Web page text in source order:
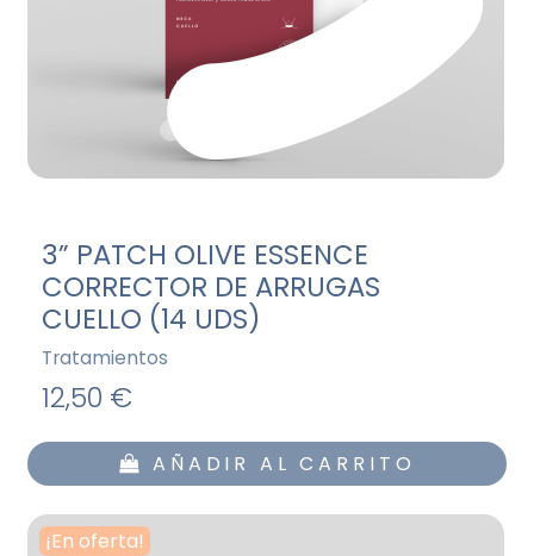
3” PATCH OLIVE ESSENCE
CORRECTOR DE ARRUGAS
CUELLO (14 UDS)
Tratamientos
12,50 €
AÑADIR AL CARRITO
¡En oferta!